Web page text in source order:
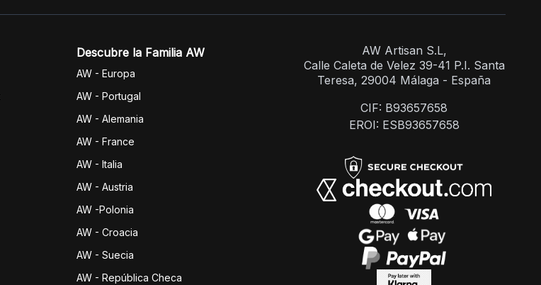
Descubre la Familia AW
AW - Europa
AW - Portugal
AW - Alemania
AW - France
AW - Italia
AW - Austria
AW -Polonia
AW - Croacia
AW - Suecia
AW - República Checa
AW Artisan S.L,
Calle Caleta de Velez 39-41 P.I. Santa
Teresa, 29004 Málaga - España
CIF: B93657658
EROI: ESB93657658